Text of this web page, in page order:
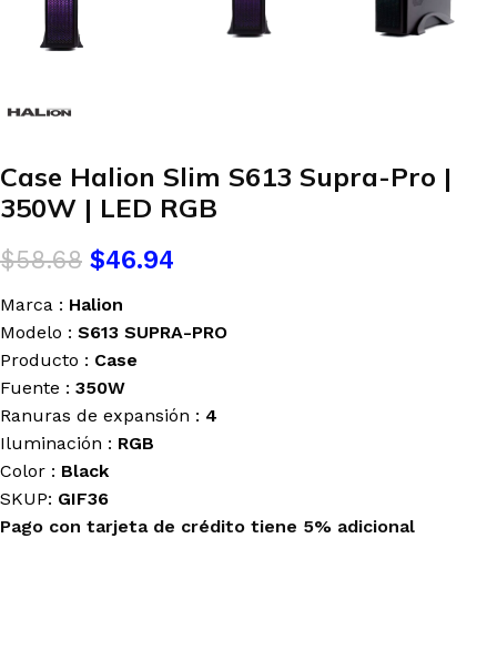
Case Halion Slim S613 Supra-Pro |
350W | LED RGB
$58.68 $46.94
Marca : Halion
Modelo : S613 SUPRA-PRO
Producto : Case
Fuente : 350W
Ranuras de expansión : 4
Iluminación : RGB
Color : Black
SKUP: GIF36
Pago con tarjeta de crédito tiene 5% adicional